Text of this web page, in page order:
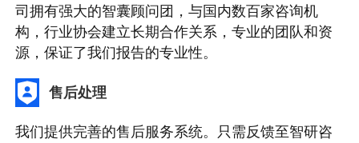
司拥有强大的智囊顾问团，与国内数百家咨询机
构，行业协会建立长期合作关系，专业的团队和资
源，保证了我们报告的专业性。
售后处理
我们提供完善的售后服务系统。只需反馈至智研咨